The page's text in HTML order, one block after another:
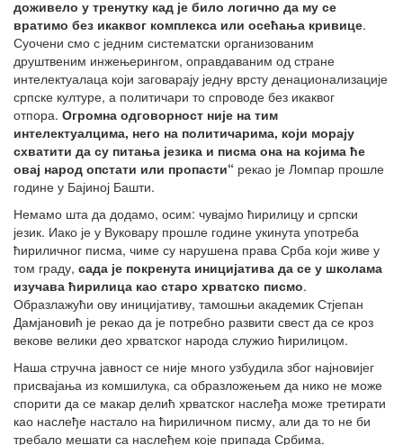
доживело у тренутку кад је било логично да му се
вратимо без икаквог комплекса или осећања кривице.
Суочени смо с једним систематски организованим
друштвеним инжењерингом, оправдаваним од стране
интелектуалаца који заговарају једну врсту денационализације
српске културе, а политичари то спроводе без икаквог
отпора. Огромна одговорност није на тим
интелектуалцима, него на политичарима, који морају
схватити да су питања језика и писма она на којима ће
овај народ опстати или пропасти“ рекао је Ломпар прошле
године у Бајиној Башти.
Немамо шта да додамо, осим: чувајмо ћирилицу и српски
језик. Иако је у Вуковару прошле године укинута употреба
ћириличног писма, чиме су нарушена права Срба који живе у
том граду, сада је покренута иницијатива да се у школама
изучава ћирилица као старо хрватско писмо.
Образлажући ову иницијативу, тамошњи академик Стјепан
Дамјановић је рекао да је потребно развити свест да се кроз
векове велики део хрватског народа служио ћирилицом.
Наша стручна јавност се није много узбудила због најновијег
присвајања из комшилука, са образложењем да нико не може
спорити да се макар делић хрватског наслеђа може третирати
као наслеђе настало на ћириличном писму, али да то не би
требало мешати са наслеђем које припада Србима.